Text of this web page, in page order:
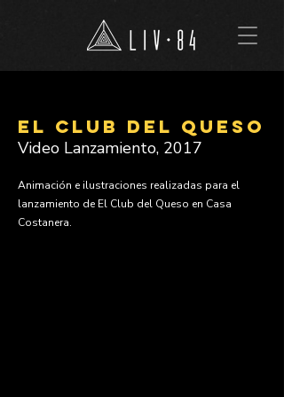
EL CLUB DEL QUESO
Video Lanzamiento, 2017
Animación e ilustraciones realizadas para el
lanzamiento de El Club del Queso en Casa
Costanera.